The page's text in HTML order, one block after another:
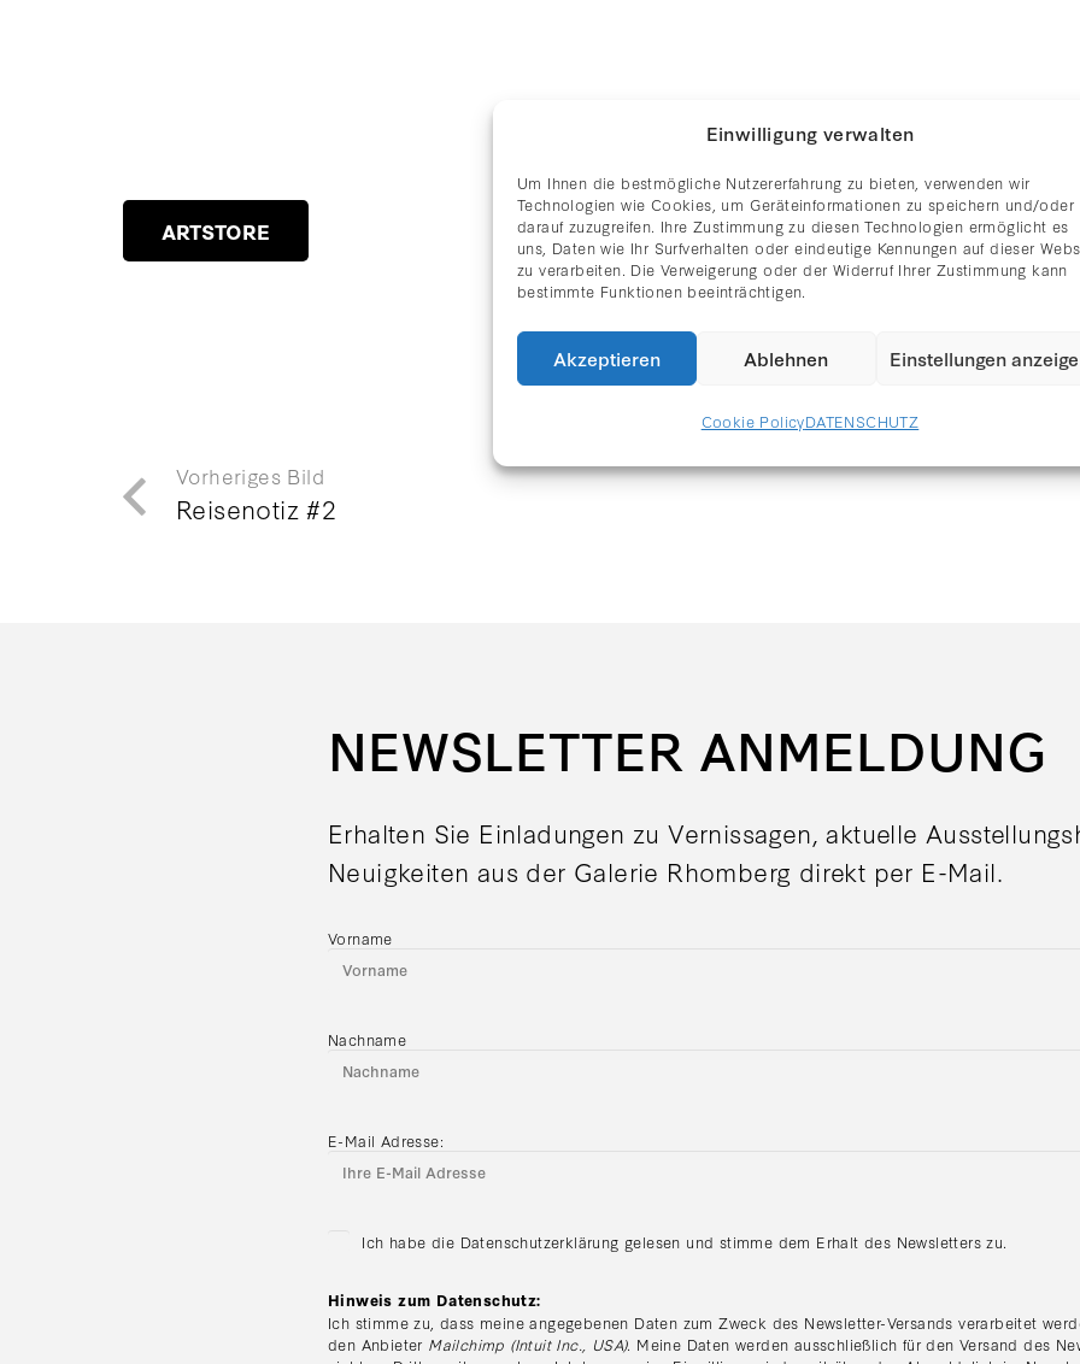
Einwilligung verwalten
Um Ihnen die bestmögliche Nutzererfahrung zu bieten, verwenden wir
Technologien wie Cookies, um Geräteinformationen zu speichern und/oder
darauf zuzugreifen. Ihre Zustimmung zu diesen Technologien ermöglicht es
uns, Daten wie Ihr Surfverhalten oder eindeutige Kennungen auf dieser
zu verarbeiten. Die Verweigerung oder der Widerruf Ihrer Zustimmung kann
bestimmte Funktionen beeinträchtigen.
Akzeptieren Ablehnen Einstellungen
Cookie PolicyDATENSCHUTZ
ARTSTORE
Vorheriges Bild
Reisenotiz #2
NEWSLETTER ANMELDUNG
Erhalten Sie Einladungen zu Vernissagen, aktuelle
Neuigkeiten aus der Galerie Rhomberg direkt per E-Mail.
Vorname
Nachname
E-Mail Adresse:
Ich habe die Datenschutzerklärung gelesen und stimme dem Erhalt des Newsletters zu.
Hinweis zum Datenschutz:
Ich stimme zu, dass meine angegebenen Daten zum Zweck des Newsletter-Versands verarbeitet
den Anbieter Mailchimp (Intuit Inc., USA). Meine Daten werden ausschließlich für den Versand des